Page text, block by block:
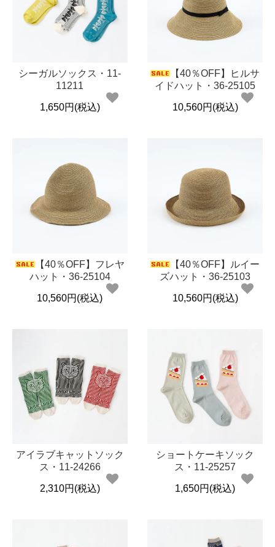
シーガルソックス・11-
11211
1,650円(税込)
【40％OFF】ヒルサ
イドハット・36-25105
10,560円(税込)
【40％OFF】フレヤ
ハット・36-25104
10,560円(税込)
【40％OFF】ルイー
ズハット・36-25103
10,560円(税込)
アイラブキャットソック
ス・11-24266
2,310円(税込)
ショートケーキソック
ス・11-25257
1,650円(税込)